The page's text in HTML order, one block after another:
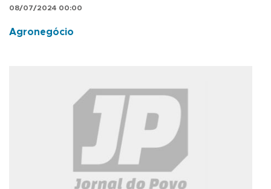
08/07/2024 00:00
Agronegócio